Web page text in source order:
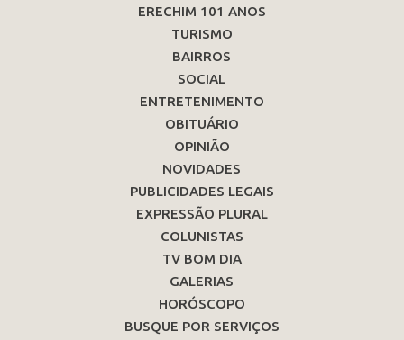
ERECHIM 101 ANOS
TURISMO
BAIRROS
SOCIAL
ENTRETENIMENTO
OBITUÁRIO
OPINIÃO
NOVIDADES
PUBLICIDADES LEGAIS
EXPRESSÃO PLURAL
COLUNISTAS
TV BOM DIA
GALERIAS
HORÓSCOPO
BUSQUE POR SERVIÇOS